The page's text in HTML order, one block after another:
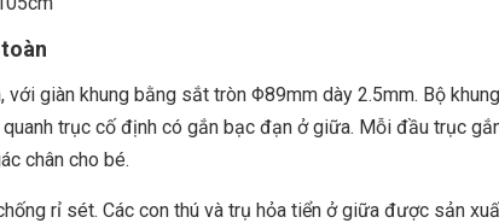
giàn khung bằng sắt tròn Φ89mm dày 2.5mm. Bộ
trục cố định có gắn bạc đạn ở giữa. Mỗi đầu trục
chân cho bé.
rỉ sét. Các con thú và trụ hỏa tiển ở giữa được sản